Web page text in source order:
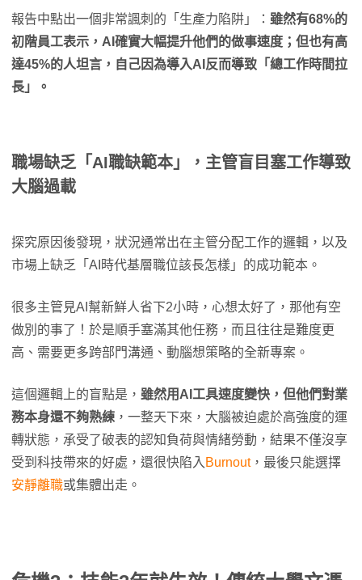
報告中點出一個非常諷刺的「生產力陷阱」： 雖然有68%的
初階員工表示，AI確實大幅提升他們的做事速度；但也有高
達45%的人坦言，自己因為導入AI反而導致「總工作時間拉
長」。
職場缺乏「AI職缺範本」，主管盲目塞工作導致
大腦過載
探究原因後發現，狀況通常出在主管分配工作的邏輯，以及
市場上缺乏「AI時代基層職位該長怎樣」的成功範本。
很多主管見AI幫新鮮人省下2小時，心想太好了，那他有空
做別的事了！於是順手塞滿其他任務，而且往往是難度更
高、需要更多跨部門溝通、動腦想策略的全新專案。
這個邏輯上的盲點是， 雖然用AI工具速度變快，但他們對業
務本身還不夠熟練 ，一整天下來，大腦被迫處於高強度的運
轉狀態，承受了破表的認知負荷與情緒勞動，結果不僅沒享
受到科技帶來的好處，還很快陷入 Burnout，最後只能選擇
安靜離職或集體出走。